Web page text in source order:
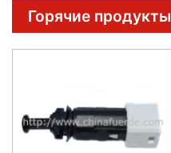
Горячие продукты